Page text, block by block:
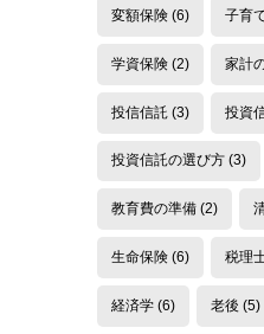
変額保険(6) 子育
学資保険(2) 家計
投信信託 (3) 投資
投資信託の選び方(3)
教育費の準備(2)
生命保険(6) 税理
経済学(6) 老後 (5)